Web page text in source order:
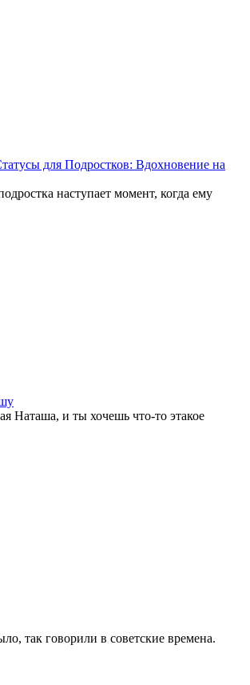
для Подростков: Вдохновение на
наступает момент, когда ему
Наташа, и ты хочешь что-то этакое
так говорили в советские времена.